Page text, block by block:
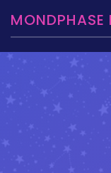
MONDPHASE